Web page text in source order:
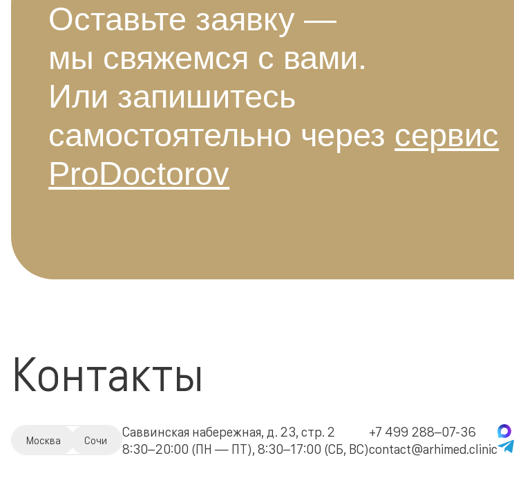
Оставьте заявку —
мы свяжемся с вами.
Или запишитесь
самостоятельно через сервис
ProDoctorov
Контакты
Москва Сочи
Саввинская набережная, д. 23, стр. 2
8:30–20:00 (ПН — ПТ), 8:30–17:00 (СБ, ВС)
+7 499 288–07-36
contact@arhimed.clinic